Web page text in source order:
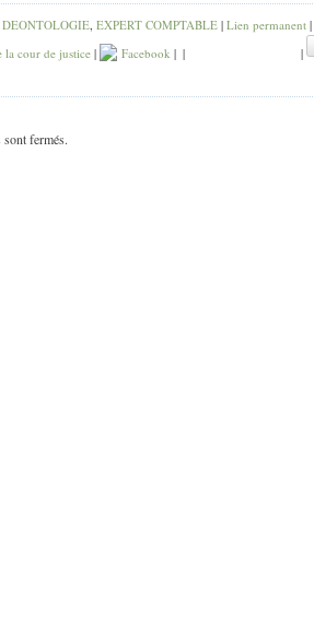
DEONTOLOGIE, EXPERT COMPTABLE | Lien permanent |
cour de justice | Facebook | | |
sont fermés.